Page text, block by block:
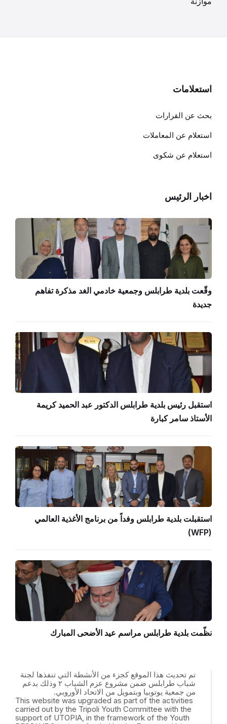
استعلامات
بحث عن القرارات
استعلام عن المعاملات
استعلام عن شكوى
اخبار الرئيس
وقّعت بلدية طرابلس وجمعية خادمي الغد مذكرة تفاهم
جديدة
استقبل رئيس بلدية طرابلس الدكتور عبد الحميد كريمة
الأستاذ سامر كبارة
استقبلت بلدية طرابلس وفداً من برنامج الأغذية العالمي
(WFP)
نظّمت بلدية طرابلس مراسم عيد الأضحى المبارك
تم تحديث هذا الموقع كجزء من الأنشطة التي تنفذها لجنة
شباب طرابلس ضمن مشروع عزم الشباب ٢ وذلك بدعم
من جمعية يوتوبيا وبتمويل من الاتحاد الأوروبي.
This website was upgraded as part of the activities
carried out by the Tripoli Youth Committee with the
support of UTOPIA, in the framework of the Youth